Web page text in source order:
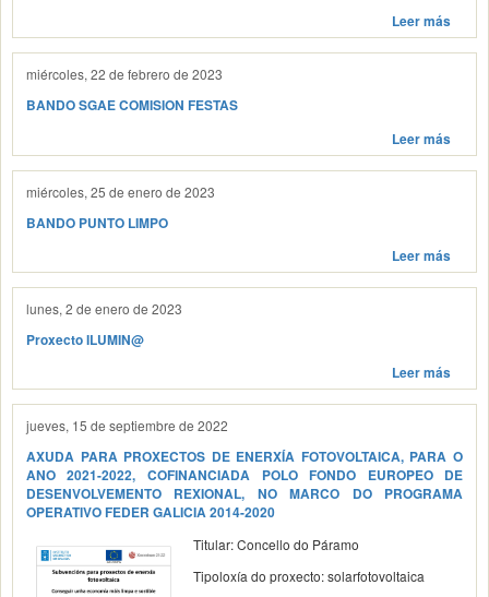
Leer más
miércoles, 22 de febrero de 2023
BANDO SGAE COMISION FESTAS
Leer más
miércoles, 25 de enero de 2023
BANDO PUNTO LIMPO
Leer más
lunes, 2 de enero de 2023
Proxecto ILUMIN@
Leer más
jueves, 15 de septiembre de 2022
AXUDA PARA PROXECTOS DE ENERXÍA FOTOVOLTAICA, PARA O
ANO 2021-2022, COFINANCIADA POLO FONDO EUROPEO DE
DESENVOLVEMENTO REXIONAL, NO MARCO DO PROGRAMA
OPERATIVO FEDER GALICIA 2014-2020
Titular: Concello do Páramo
Tipoloxía do proxecto: solarfotovoltaica